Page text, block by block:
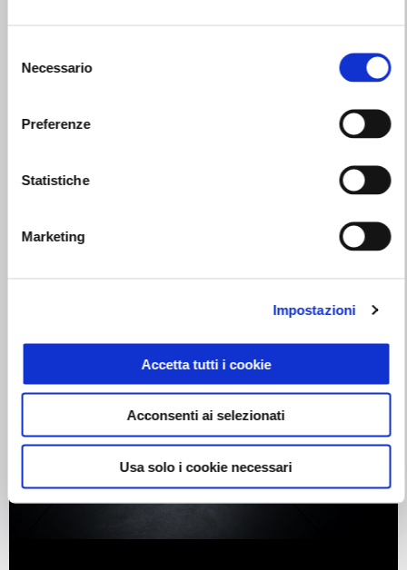
delNecessario
Preferenze
Statistiche
Marketing
Impostazioni
Accetta tutti i cookie
Acconsenti ai selezionati
Usa solo i cookie necessari